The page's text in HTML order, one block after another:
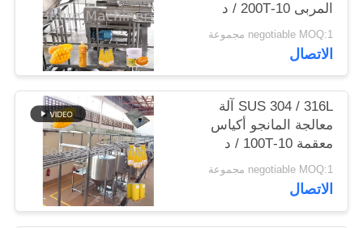
اطلب
اقتباس
خريطة
الموقع
سياسة
الخصوصية
المربى 10-200T / د
negotiable MOQ:1 مجموعة
الاتصال
SUS 304 / 316L آلة
معالجة المانجو أكياس
معقمة 10-100T / د
negotiable MOQ:1 مجموعة
الاتصال